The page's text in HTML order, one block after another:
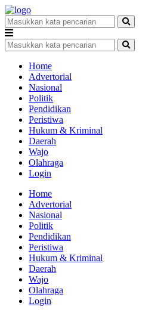
Home
Advertorial
Nasional
Politik
Pendidikan
Peristiwa
Hukum & Kriminal
Daerah
Wajo
Olahraga
Login
Home
Advertorial
Nasional
Politik
Pendidikan
Peristiwa
Hukum & Kriminal
Daerah
Wajo
Olahraga
Login